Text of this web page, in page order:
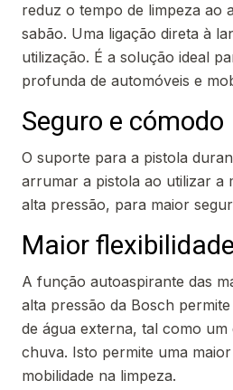
reduz o tempo de limpeza ao
sabão. Uma ligação direta à
utilização. É a solução ideal
profunda de automóveis e
Seguro e cómodo
O suporte para a pistola
arrumar a pistola ao utilizar a
alta pressão, para maior
Maior flexibilidade
A função autoaspirante das
alta pressão da Bosch
de água externa, tal como um
chuva. Isto permite uma
mobilidade na limpeza.